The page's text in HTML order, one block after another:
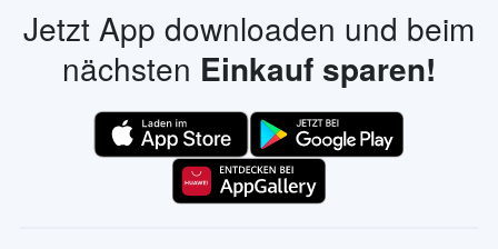
Jetzt App downloaden und beim
nächsten Einkauf sparen!